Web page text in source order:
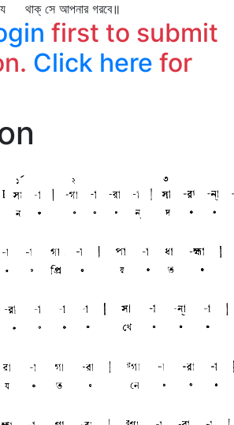
যে থাক্‌ সে আপনার গরবে॥
first to submit
Click here for